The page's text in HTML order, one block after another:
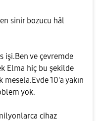
sinir bozucu hâl
işi.Ben ve çevremde
Elma hiç bu şekilde
mesela.Evde 10'a yakın
yok.
cihaz